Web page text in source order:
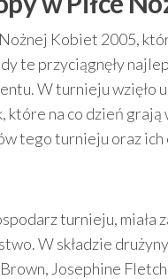
Kobiet 2005,
te przyciągnęły
W turnieju wzięło
na co dzień grają
tego turnieju oraz ich
turnieju, miała
W składzie
Josephine